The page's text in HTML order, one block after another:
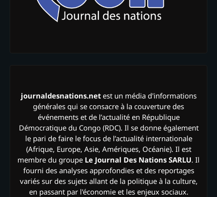
journaldesnations.netest un média d'informations
générales qui se consacre à la couverture des
événements et de l’actualité en République
Démocratique du Congo (RDC). Il se donne également
le pari de faire le focus de l’actualité internationale
(Afrique, Europe, Asie, Amériques, Océanie). Il est
membre du groupe Le Journal Des Nations SARLU. Il
fourni des analyses approfondies et des reportages
variés sur des sujets allant de la politique à la culture,
en passant par l'économie et les enjeux sociaux.